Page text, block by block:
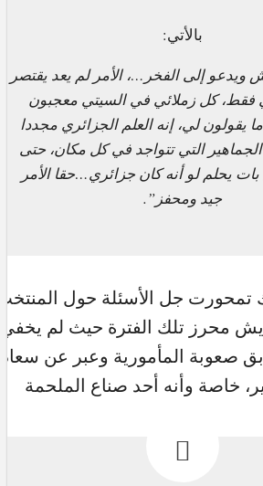
بالأتي:
إلى الفخر…، الأمر لم يعد يقتصر
كل زملائي في السيتي معجبون
يقولون لي، إنه العلم الجزائري مجددا
التي تتواجد في كل مكان، حتى
يحلم لو أنه كان جزائري…حقا الأمر
جيد ومحفز”.
تمحورت جل الأسئلة حول
محرز تلك الفترة حيث لم يخفي
صعوبة المأمورية وعبر عن
خاصة وأنه أحد صناع الملحمة